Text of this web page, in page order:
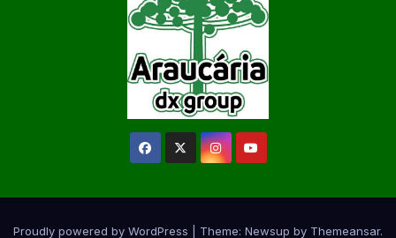
Proudly powered by WordPress Theme: Newsup by Themeansar.